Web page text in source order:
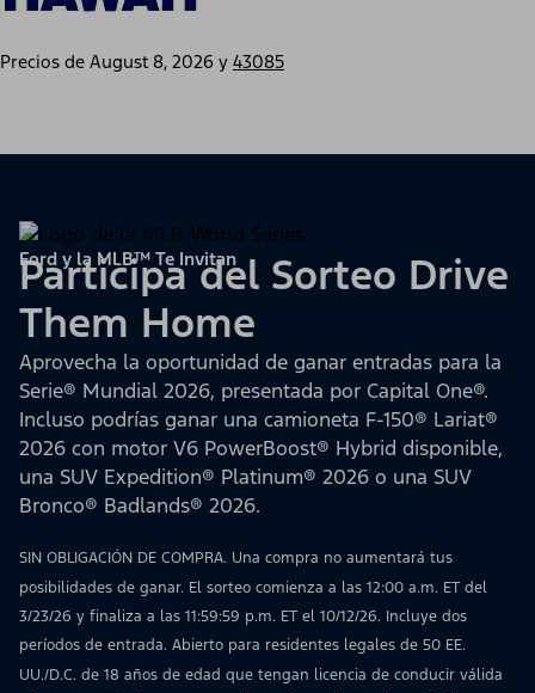
Precios de August 8, 2026 y 43085
Ford y la MLB™ Te Invitan
Participa del Sorteo Drive
Them Home
Aprovecha la oportunidad de ganar entradas para la
Serie® Mundial 2026, presentada por Capital One®.
Incluso podrías ganar una camioneta F-150® Lariat®
2026 con motor V6 PowerBoost® Hybrid disponible,
una SUV Expedition® Platinum® 2026 o una SUV
Bronco® Badlands® 2026.
SIN OBLIGACIÓN DE COMPRA. Una compra no aumentará tus
posibilidades de ganar. El sorteo comienza a las 12:00 a.m. ET del
3/23/26 y finaliza a las 11:59:59 p.m. ET el 10/12/26. Incluye dos
períodos de entrada. Abierto para residentes legales de 50 EE.
UU./D.C. de 18 años de edad que tengan licencia de conducir válida